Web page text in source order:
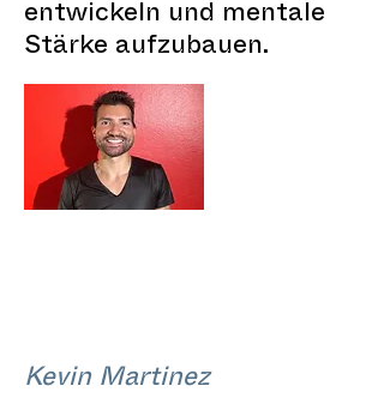
entwickeln und mentale
Stärke aufzubauen.
Kevin Martinez